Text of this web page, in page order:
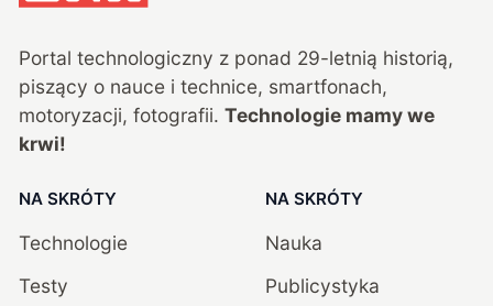
Portal technologiczny z ponad 29-letnią historią,
piszący o nauce i technice, smartfonach,
motoryzacji, fotografii. Technologie mamy we
krwi!
NA SKRÓTY
Technologie
Testy
NA SKRÓTY
Nauka
Publicystyka